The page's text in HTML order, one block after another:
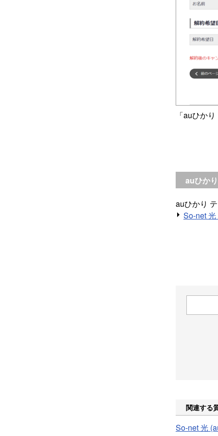
「auひか
auひか
auひかり
So-net
関連する
So-net 光